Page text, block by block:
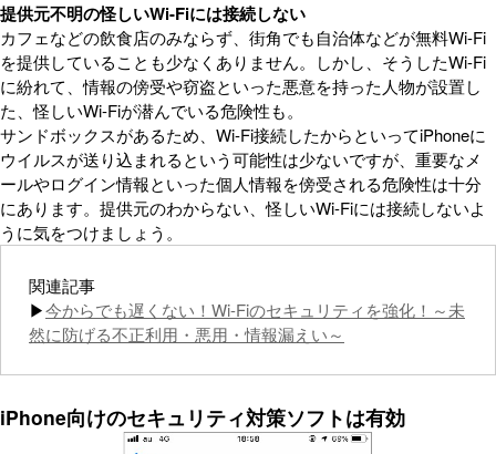
提供元不明の怪しいWi-Fiには接続しない
カフェなどの飲食店のみならず、街角でも自治体などが無料Wi-Fi
を提供していることも少なくありません。しかし、そうしたWi-Fi
に紛れて、情報の傍受や窃盗といった悪意を持った人物が設置し
た、怪しいWi-Fiが潜んでいる危険性も。
サンドボックスがあるため、Wi-Fi接続したからといってiPhoneに
ウイルスが送り込まれるという可能性は少ないですが、重要なメ
ールやログイン情報といった個人情報を傍受される危険性は十分
にあります。提供元のわからない、怪しいWi-Fiには接続しないよ
うに気をつけましょう。
関連記事
▶今からでも遅くない！Wi-Fiのセキュリティを強化！～未
然に防げる不正利用・悪用・情報漏えい～
iPhone向けのセキュリティ対策ソフトは有効